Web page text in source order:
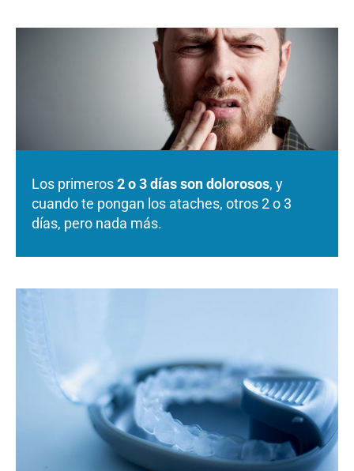
Los primeros2 o 3 días son dolorosos, y
cuando te pongan los ataches, otros 2 o 3
días, pero nada más.